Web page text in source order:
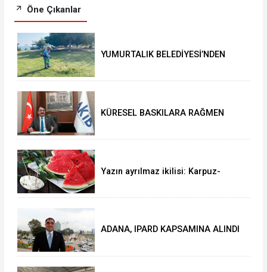
Öne Çıkanlar
YUMURTALIK BELEDİYESİ’NDEN
KÜRESEL BASKILARA RAĞMEN
Yazın ayrılmaz ikilisi: Karpuz-
ADANA, IPARD KAPSAMINA ALINDI